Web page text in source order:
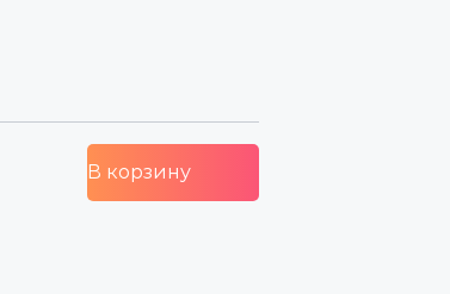
В корзину